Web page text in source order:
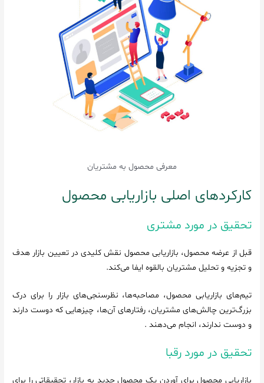
معرفی محصول به مشتریان
کارکردهای اصلی بازاریابی محصول
تحقیق در مورد مشتری
قبل از عرضه محصول، بازاریابی محصول نقش کلیدی در تعیین بازار هدف
و تجزیه و تحلیل مشتریان بالقوه ایفا می‌کند.
تیم‌های بازاریابی محصول، مصاحبه‌ها، نظرسنجی‌های بازار را برای درک
بزرگ‌ترین چالش‌های مشتریان، رفتارهای آن‌ها، چیزهایی که دوست دارند
و دوست ندارند، انجام می‌دهند .
تحقیق در مورد رقبا
بازاریابی محصول برای آوردن یک محصول جدید به بازار، تحقیقاتی را برای